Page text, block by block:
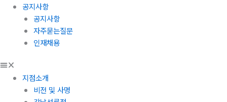
공지사항
공지사항
자주묻는질문
인재채용
지점소개
비전 및 사명